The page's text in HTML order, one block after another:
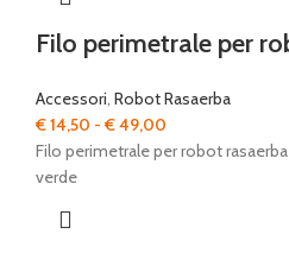
Filo perimetrale per
Accessori, Robot Rasaerba
€14,50 - €49,00
di
Filo perimetrale per robot
verde